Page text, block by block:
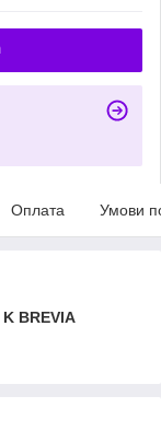
Оплата Умови
BREVIA